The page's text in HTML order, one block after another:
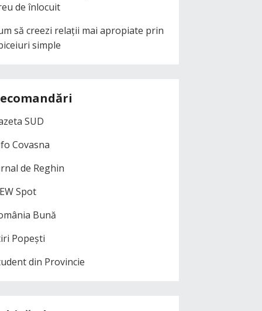
de înlocuit
să creezi relații mai apropiate prin
simple
SUD
Covasna
de Reghin
Spot
Bună
Popești
din Provincie